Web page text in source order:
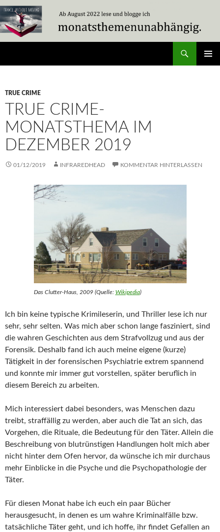
Zum
Inhalt
springen
TRUE CRIME
TRUE CRIME-
MONATSTHEMA IM
DEZEMBER 2019
01/12/2019 INFRAREDHEAD KOMMENTAR HINTERLASSEN
Das Clutter-Haus, 2009 (Quelle: Wikipedia)
Ich bin keine typische Krimileserin, und Thriller lese ich nur
sehr, sehr selten. Was mich aber schon lange fasziniert, sind
die wahren Geschichten aus dem Strafvollzug und aus der
Forensik. Deshalb fand ich auch meine eigene (kurze)
Tätigkeit in der forensischen Psychiatrie extrem spannend
und konnte mir immer gut vorstellen, später beruflich in
diesem Bereich zu arbeiten.
Mich interessiert dabei besonders, was Menschen dazu
treibt, straffällig zu werden, aber auch die Tat an sich, das
Vorgehen, die Rituale, die Bedeutung für den Täter. Allein die
Beschreibung von blutrünstigen Handlungen holt mich aber
nicht hinter dem Ofen hervor, da wünsche ich mir durchaus
mehr Einblicke in die Psyche und die Psychopathologie der
Täter.
Für diesen Monat habe ich euch ein paar Bücher
herausgesucht, in denen es um wahre Kriminalfälle bzw.
tatsächliche Täter geht, und ich hoffe, ihr findet Gefallen an